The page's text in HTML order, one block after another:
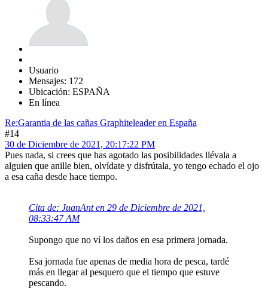
Usuario
Mensajes: 172
Ubicación: ESPAÑA
En línea
Re:Garantia de las cañas Graphiteleader en España
#14
30 de Diciembre de 2021, 20:17:22 PM
Pues nada, si crees que has agotado las posibilidades llévala a
alguien que anille bien, olvídate y disfrútala, yo tengo echado el ojo
a esa caña desde hace tiempo.
Cita de: JuanAnt en 29 de Diciembre de 2021,
08:33:47 AM
Supongo que no ví los daños en esa primera jornada.
Esa jornada fue apenas de media hora de pesca, tardé
más en llegar al pesquero que el tiempo que estuve
pescando.